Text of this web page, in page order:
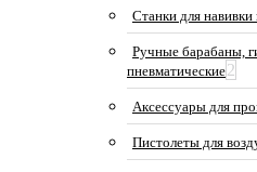
Станки для
Ручные барабаны,
пневматические2
Аксессуары для
Пистолеты для